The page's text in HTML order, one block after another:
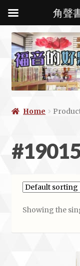
Home
Showing the
角聲